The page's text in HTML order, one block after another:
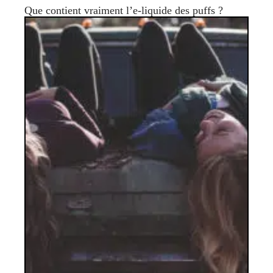
Que contient vraiment l’e-liquide des puffs ?